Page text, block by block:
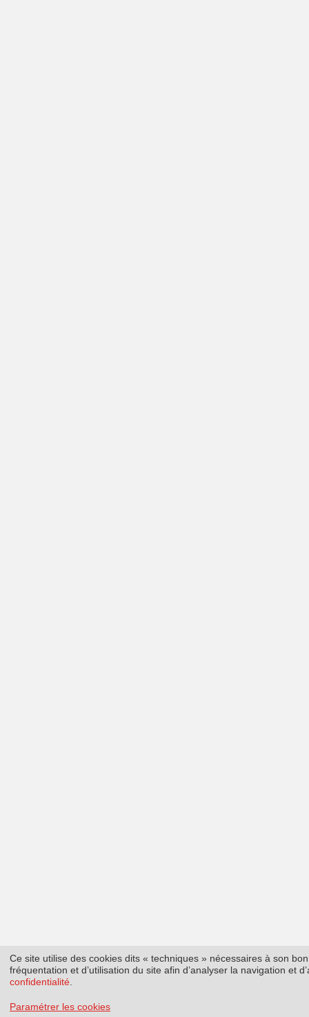
Ce site utilise des cookies dits « techniques » nécessaires à son
fréquentation et d’utilisation du site afin d’analyser la navigation et
confidentialité
Paramétrer les cookies